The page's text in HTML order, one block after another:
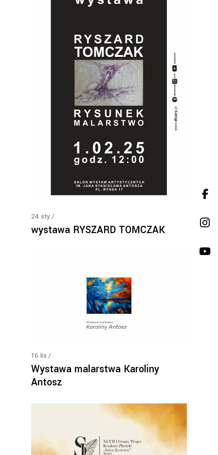
24 sty
wystawa RYSZARD TOMCZAK
16 lis
Wystawa malarstwa Karoliny
Antosz